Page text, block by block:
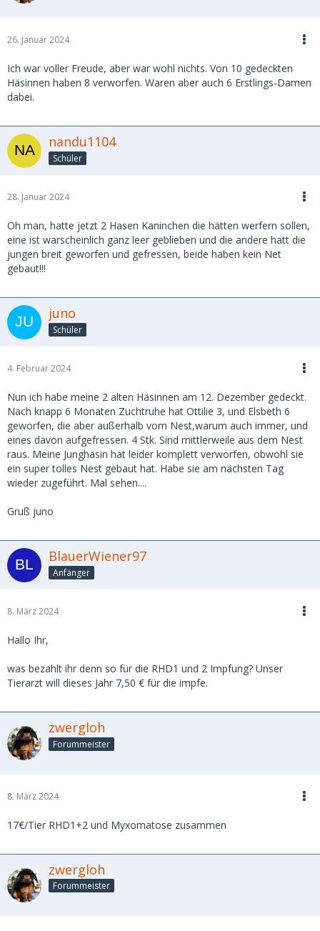
26. Januar 2024
Ich war voller Freude, aber war wohl nichts. Von 10 gedeckten
Häsinnen haben 8 verworfen. Waren aber auch 6 Erstlings-Damen
dabei.
nandu1104
Schüler
28. Januar 2024
Oh man, hatte jetzt 2 Hasen Kaninchen die hätten werfern sollen,
eine ist warscheinlich ganz leer geblieben und die andere hatt die
jungen breit geworfen und gefressen, beide haben kein Net
gebaut!!!
juno
Schüler
4. Februar 2024
Nun ich habe meine 2 alten Häsinnen am 12. Dezember gedeckt.
Nach knapp 6 Monaten Zuchtruhe hat Ottilie 3, und Elsbeth 6
geworfen, die aber außerhalb vom Nest,warum auch immer, und
eines davon aufgefressen. 4 Stk. Sind mittlerweile aus dem Nest
raus. Meine Junghäsin hat leider komplett verworfen, obwohl sie
ein super tolles Nest gebaut hat. Habe sie am nächsten Tag
wieder zugeführt. Mal sehen....
Gruß juno
BlauerWiener97
Anfänger
8. März 2024
Hallo Ihr,
was bezahlt ihr denn so für die RHD1 und 2 Impfung? Unser
Tierarzt will dieses Jahr 7,50 € für die impfe.
zwergloh
Forummeister
8. März 2024
17€/Tier RHD1+2 und Myxomatose zusammen
zwergloh
Forummeister